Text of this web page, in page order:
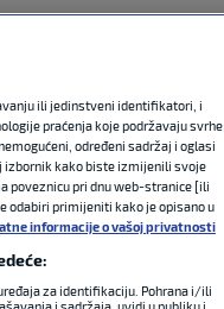
ili jedinstveni identifikatori, i
praćenja koje podržavaju svrhe
određeni sadržaj i oglasi
izbornik kako biste izmijenili svoje
poveznicu pri dnu web-stranice [ili
odabiri primijeniti kako je opisano u
informacije o vašoj privatnosti
za identifikaciju. Pohrana i/ili
i sadržaja, uvidi u publiku i